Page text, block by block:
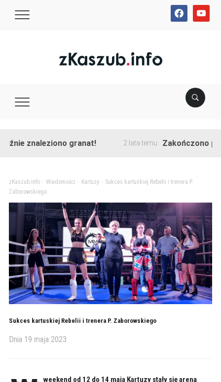
facebookyoutube
granat! 2 lata temu Zakończono
zKaszub.info> Wiadomości Kartuzy> Sukces kartuskiej Rebelii i trenera P.
Zaborowskiego
Sukces kartuskiej Rebelii i trenera P. Zaborowskiego
Dnia 19 maja 2023
weekend od 12 do 14 maja Kartuzy stały się areną